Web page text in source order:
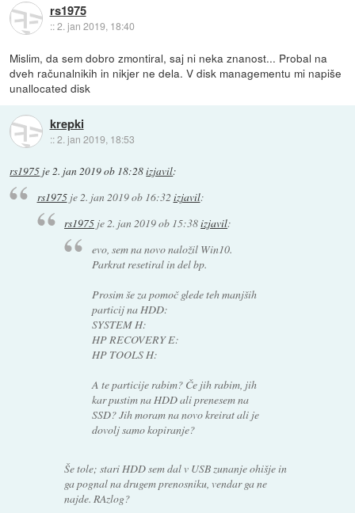
rs1975
::2. jan 2019, 18:40
Mislim, da sem dobro zmontiral, saj ni neka znanost... Probal na
dveh računalnikih in nikjer ne dela. V disk managementu mi napiše
unallocated disk
krepki
::2. jan 2019, 18:53
rs1975 je 2. jan 2019 ob 18:28izjavil:
rs1975je2. jan 2019 ob 16:32 izjavil:
rs1975 je2. jan 2019 ob 15:38izjavil:
evo, sem na novo naložil Win10.
Parkrat resetiral in del bp.
Prosim še za pomoč glede teh manjših
particij na HDD:
SYSTEM H:
HP RECOVERY E:
HP TOOLS H:
A te particije rabim? Če jih rabim, jih
kar pustim na HDD ali prenesem na
SSD? Jih moram na novo kreirat ali je
dovolj samo kopiranje?
Še tole; stari HDD sem dal v USB zunanje ohišje in
ga pognal na drugem prenosniku, vendar ga ne
najde. RAzlog?